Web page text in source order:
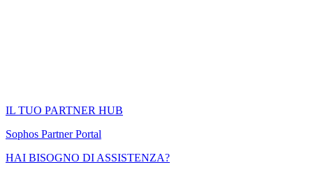
IL TUO PARTNER HUB
Sophos Partner Portal
HAI BISOGNO DI ASSISTENZA?